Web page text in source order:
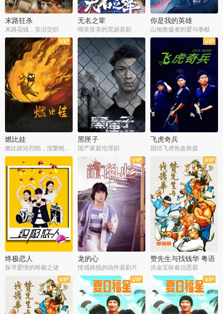
末路狂杀
末路花钱，笑泪交织
无名之辈
啼笑皆非的荒诞喜剧
你是我的英雄
山地救援者的爱与奉献
燃比娃
燃比娃浴烈焰，涅槃蜕变成人
黑匣子
国产家庭伦理剧
飞虎奇兵
团结飞虎热血救援
终极恋人
探寻爱情的终极之谜
龙的心
情感路线的动作喜剧片
赞先生与找钱华 粤语
版
洪金宝咏春治恶霸